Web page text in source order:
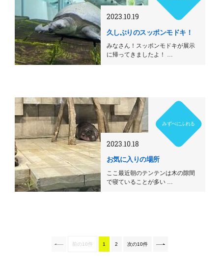
2023.10.19
久しぶりのスッポンモドキ！
みなさん！スッポンモドキが展示
に帰ってきましたよ！ …
みずべにふれる
2023.10.18
お気に入りの場所
ここ最近朝のテンテンは木の隙間
で寝ていることが多い …
前の10件 1 2 次の10件